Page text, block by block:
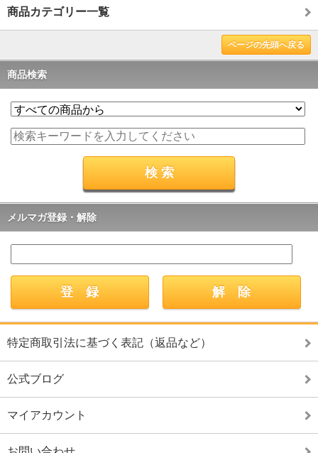
商品カテゴリー一覧
ページの先頭へ戻る
商品検索
メルマガ登録・解除
特定商取引法に基づく表記（返品など）
公式ブログ
マイアカウント